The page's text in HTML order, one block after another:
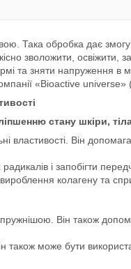
обробка дає змогу
зволожити, освіжити,
та зняти напруження в
«Bioactive universe»
стану шкіри,
властивості. Він
і запобігти
колагену та
Він також
може бути